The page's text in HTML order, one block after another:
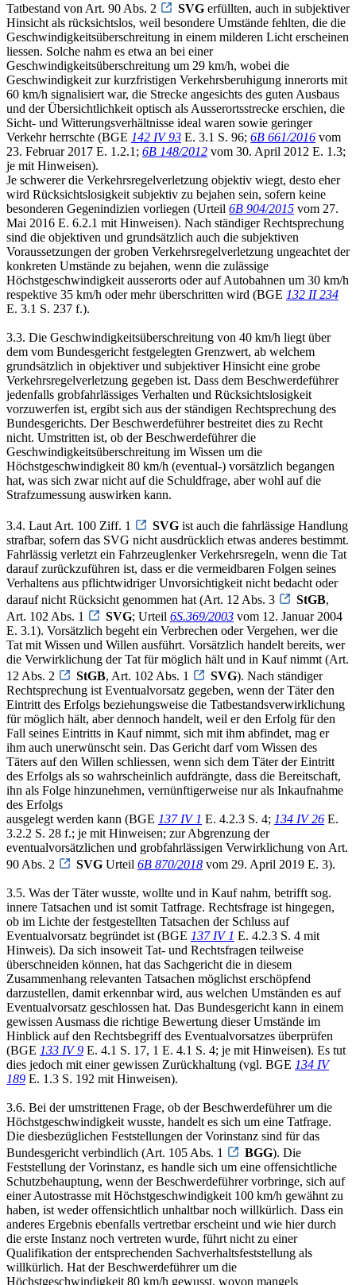
Tatbestand von Art. 90 Abs. 2
SVG erfüllten, auch in subjektiver
Hinsicht als rücksichtslos, weil besondere Umstände fehlten, die die
Geschwindigkeitsüberschreitung in einem milderen Licht erscheinen
liessen. Solche nahm es etwa an bei einer
Geschwindigkeitsüberschreitung um 29 km/h, wobei die
Geschwindigkeit zur kurzfristigen Verkehrsberuhigung innerorts mit
60 km/h signalisiert war, die Strecke angesichts des guten Ausbaus
und der Übersichtlichkeit optisch als Ausserortsstrecke erschien, die
Sicht- und Witterungsverhältnisse ideal waren sowie geringer
Verkehr herrschte (BGE 142 IV 93 E. 3.1 S. 96; 6B 661/2016 vom
23. Februar 2017 E. 1.2.1; 6B 148/2012 vom 30. April 2012 E. 1.3;
je mit Hinweisen).
Je schwerer die Verkehrsregelverletzung objektiv wiegt, desto eher
wird Rücksichtslosigkeit subjektiv zu bejahen sein, sofern keine
besonderen Gegenindizien vorliegen (Urteil 6B 904/2015 vom 27.
Mai 2016 E. 6.2.1 mit Hinweisen). Nach ständiger Rechtsprechung
sind die objektiven und grundsätzlich auch die subjektiven
Voraussetzungen der groben Verkehrsregelverletzung ungeachtet der
konkreten Umstände zu bejahen, wenn die zulässige
Höchstgeschwindigkeit ausserorts oder auf Autobahnen um 30 km/h
respektive 35 km/h oder mehr überschritten wird (BGE 132 II 234
E. 3.1 S. 237 f.).
3.3. Die Geschwindigkeitsüberschreitung von 40 km/h liegt über
dem vom Bundesgericht festgelegten Grenzwert, ab welchem
grundsätzlich in objektiver und subjektiver Hinsicht eine grobe
Verkehrsregelverletzung gegeben ist. Dass dem Beschwerdeführer
jedenfalls grobfahrlässiges Verhalten und Rücksichtslosigkeit
vorzuwerfen ist, ergibt sich aus der ständigen Rechtsprechung des
Bundesgerichts. Der Beschwerdeführer bestreitet dies zu Recht
nicht. Umstritten ist, ob der Beschwerdeführer die
Geschwindigkeitsüberschreitung im Wissen um die
Höchstgeschwindigkeit 80 km/h (eventual-) vorsätzlich begangen
hat, was sich zwar nicht auf die Schuldfrage, aber wohl auf die
Strafzumessung auswirken kann.
3.4. Laut Art. 100 Ziff. 1 SVG ist auch die fahrlässige Handlung
strafbar, sofern das SVG nicht ausdrücklich etwas anderes bestimmt.
Fahrlässig verletzt ein Fahrzeuglenker Verkehrsregeln, wenn die Tat
darauf zurückzuführen ist, dass er die vermeidbaren Folgen seines
Verhaltens aus pflichtwidriger Unvorsichtigkeit nicht bedacht oder
darauf nicht Rücksicht genommen hat (Art. 12 Abs. 3
StGB,
Art. 102 Abs. 1
SVG; Urteil 6S.369/2003 vom 12. Januar 2004
E. 3.1). Vorsätzlich begeht ein Verbrechen oder Vergehen, wer die
Tat mit Wissen und Willen ausführt. Vorsätzlich handelt bereits, wer
die Verwirklichung der Tat für möglich hält und in Kauf nimmt (Art.
12 Abs. 2
StGB, Art. 102 Abs. 1 SVG). Nach ständiger
Rechtsprechung ist Eventualvorsatz gegeben, wenn der Täter den
Eintritt des Erfolgs beziehungsweise die Tatbestandsverwirklichung
für möglich hält, aber dennoch handelt, weil er den Erfolg für den
Fall seines Eintritts in Kauf nimmt, sich mit ihm abfindet, mag er
ihm auch unerwünscht sein. Das Gericht darf vom Wissen des
Täters auf den Willen schliessen, wenn sich dem Täter der Eintritt
des Erfolgs als so wahrscheinlich aufdrängte, dass die Bereitschaft,
ihn als Folge hinzunehmen, vernünftigerweise nur als Inkaufnahme
des Erfolgs
ausgelegt werden kann (BGE 137 IV 1 E. 4.2.3 S. 4; 134 IV 26 E.
3.2.2 S. 28 f.; je mit Hinweisen; zur Abgrenzung der
eventualvorsätzlichen und grobfahrlässigen Verwirklichung von Art.
90 Abs. 2
SVG Urteil 6B 870/2018 vom 29. April 2019 E. 3).
3.5. Was der Täter wusste, wollte und in Kauf nahm, betrifft sog.
innere Tatsachen und ist somit Tatfrage. Rechtsfrage ist hingegen,
ob im Lichte der festgestellten Tatsachen der Schluss auf
Eventualvorsatz begründet ist (BGE 137 IV 1 E. 4.2.3 S. 4 mit
Hinweis). Da sich insoweit Tat- und Rechtsfragen teilweise
überschneiden können, hat das Sachgericht die in diesem
Zusammenhang relevanten Tatsachen möglichst erschöpfend
darzustellen, damit erkennbar wird, aus welchen Umständen es auf
Eventualvorsatz geschlossen hat. Das Bundesgericht kann in einem
gewissen Ausmass die richtige Bewertung dieser Umstände im
Hinblick auf den Rechtsbegriff des Eventualvorsatzes überprüfen
(BGE 133 IV 9 E. 4.1 S. 17, 1 E. 4.1 S. 4; je mit Hinweisen). Es tut
dies jedoch mit einer gewissen Zurückhaltung (vgl. BGE 134 IV
189 E. 1.3 S. 192 mit Hinweisen).
3.6. Bei der umstrittenen Frage, ob der Beschwerdeführer um die
Höchstgeschwindigkeit wusste, handelt es sich um eine Tatfrage.
Die diesbezüglichen Feststellungen der Vorinstanz sind für das
Bundesgericht verbindlich (Art. 105 Abs. 1
BGG). Die
Feststellung der Vorinstanz, es handle sich um eine offensichtliche
Schutzbehauptung, wenn der Beschwerdeführer vorbringe, sich auf
einer Autostrasse mit Höchstgeschwindigkeit 100 km/h gewähnt zu
haben, ist weder offensichtlich unhaltbar noch willkürlich. Dass ein
anderes Ergebnis ebenfalls vertretbar erscheint und wie hier durch
die erste Instanz noch vertreten wurde, führt nicht zu einer
Qualifikation der entsprechenden Sachverhaltsfeststellung als
willkürlich. Hat der Beschwerdeführer um die
Höchstgeschwindigkeit 80 km/h gewusst, wovon mangels